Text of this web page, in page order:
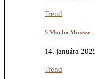
Trend
S Mocha Mousse
14. januára
Trend